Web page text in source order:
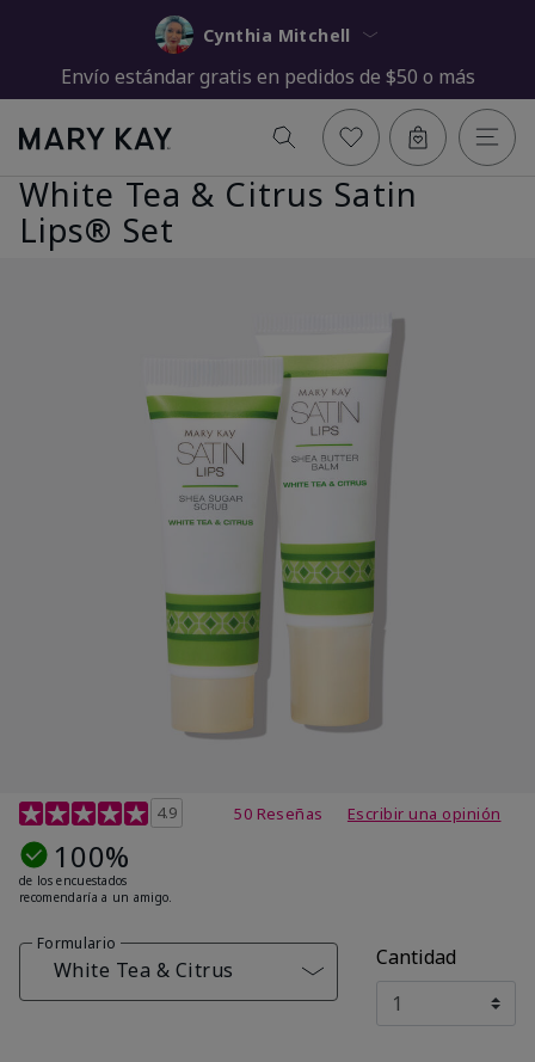
Cynthia Mitchell
Envío estándar gratis en pedidos de $50 o más
White Tea & Citrus Satin
Lips® Set
Calificación de clientes de 4,7 de 5
4.9 50 Reseñas Escribir una opinión
100%
de los encuestados
recomendaría a un amigo.
Formulario
White Tea & Citrus Cantidad